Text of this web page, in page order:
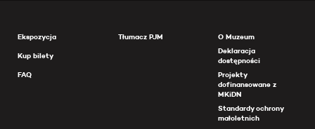
Ekspozycja
Kup bilety
FAQ
Tłumacz PJM
O Muzeum
Deklaracja
dostępności
Projekty
dofinansowane z
MKiDN
Standardy ochrony
małoletnich